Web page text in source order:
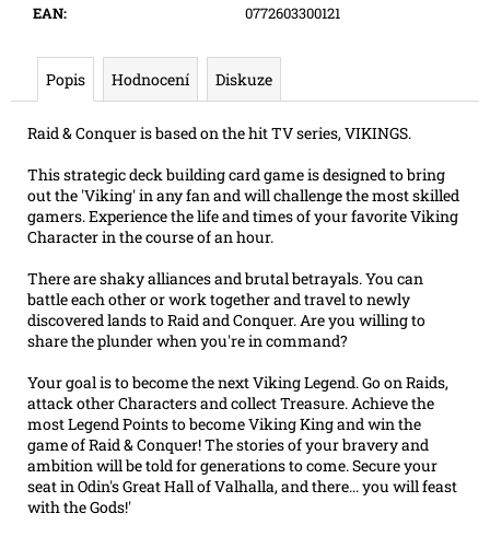
EAN: 0772603300121
Popis Hodnocení Diskuze
Raid & Conquer is based on the hit TV series, VIKINGS.
This strategic deck building card game is designed to bring
out the 'Viking' in any fan and will challenge the most skilled
gamers. Experience the life and times of your favorite Viking
Character in the course of an hour.
There are shaky alliances and brutal betrayals. You can
battle each other or work together and travel to newly
discovered lands to Raid and Conquer. Are you willing to
share the plunder when you're in command?
Your goal is to become the next Viking Legend. Go on Raids,
attack other Characters and collect Treasure. Achieve the
most Legend Points to become Viking King and win the
game of Raid & Conquer! The stories of your bravery and
ambition will be told for generations to come. Secure your
seat in Odin's Great Hall of Valhalla, and there... you will feast
with the Gods!'
PIECE
CG:
IB07
BOX
899
Kč